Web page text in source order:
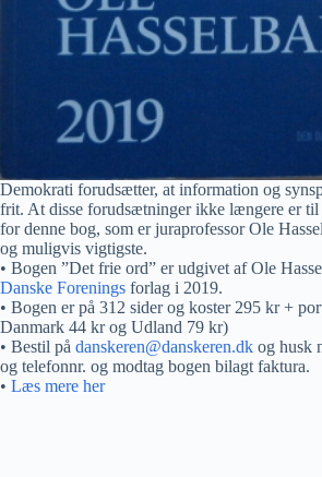
Demokrati forudsætter, at information og
frit. At disse forudsætninger ikke længere er til
for denne bog, som er juraprofessor Ole
og muligvis vigtigste.
• Bogen ”Det frie ord” er udgivet af Ole
Danske Forenings forlag i 2019.
• Bogen er på 312 sider og koster 295 kr +
Danmark 44 kr og Udland 79 kr)
• Bestil på danskeren@danskeren.dk og husk
og telefonnr. og modtag bogen bilagt faktura.
• Læs mere her